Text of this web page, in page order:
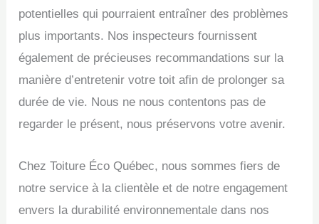
potentielles qui pourraient entraîner des problèmes
plus importants. Nos inspecteurs fournissent
également de précieuses recommandations sur la
manière d’entretenir votre toit afin de prolonger sa
durée de vie. Nous ne nous contentons pas de
regarder le présent, nous préservons votre avenir.
Chez Toiture Éco Québec, nous sommes fiers de
notre service à la clientèle et de notre engagement
envers la durabilité environnementale dans nos